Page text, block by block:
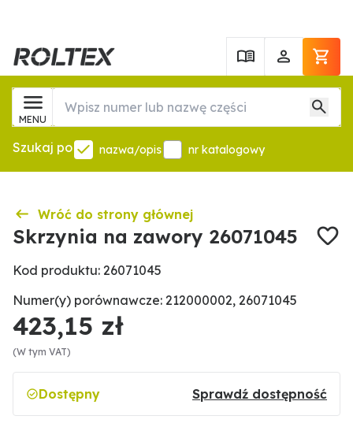
MENU
Szukaj po nazwa/opis nr katalogowy
Wróć do strony głównej
Skrzynia na zawory 26071045
Kod produktu: 26071045
Numer(y) porównawcze: 212000002, 26071045
423,15 zł
(W tym VAT)
Dostępny Sprawdź dostępność